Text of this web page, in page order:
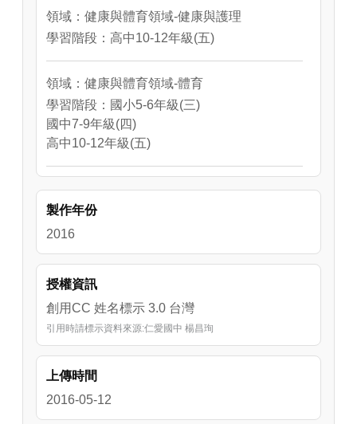
領域：健康與體育領域-健康與護理
學習階段：高中10-12年級(五)
領域：健康與體育領域-體育
學習階段：國小5-6年級(三)
國中7-9年級(四)
高中10-12年級(五)
領域：健康與體育領域-健康教育
學習階段：國中7-9年級(四)
製作年份
2016
授權資訊
創用CC 姓名標示 3.0 台灣
引用時請標示資料來源:仁愛國中 楊昌珣
上傳時間
2016-05-12